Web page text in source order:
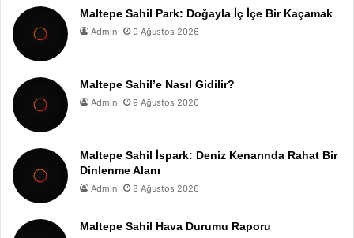
Maltepe Sahil Park: Doğayla İç İçe Bir Kaçamak
Admin 9 Ağustos 2026
Maltepe Sahil’e Nasıl Gidilir?
Admin 9 Ağustos 2026
Maltepe Sahil İspark: Deniz Kenarında Rahat Bir
Dinlenme Alanı
Admin 8 Ağustos 2026
Maltepe Sahil Hava Durumu Raporu